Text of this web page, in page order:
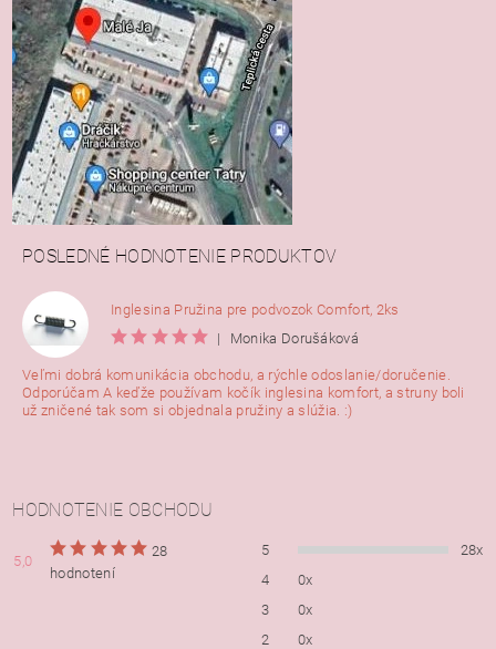
POSLEDNÉ HODNOTENIE PRODUKTOV
Inglesina Pružina pre podvozok Comfort, 2ks
|
Monika Dorušáková
Veľmi dobrá komunikácia obchodu, a rýchle odoslanie/doručenie.
Odporúčam A keďže používam kočík inglesina komfort, a struny boli
už zničené tak som si objednala pružiny a slúžia. :)
HODNOTENIE OBCHODU
5,0
28
hodnotení
5
28x
4
0x
3
0x
2
0x